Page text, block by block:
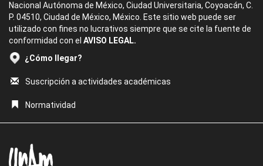
Nacional Autónoma de México, Ciudad Universitaria, Coyoacán, C.
P. 04510, Ciudad de México, México. Este sitio web puede ser
utilizado con fines no lucrativos siempre que se cite la fuente de
conformidad con el AVISO LEGAL.
¿Cómo llegar?
Suscripción a actividades académicas
Normatividad